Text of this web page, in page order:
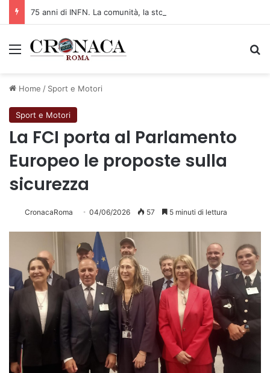
Menu
Home / Sport e Motori
Sport e Motori
La FCI porta al Parlamento
Europeo le proposte sulla
sicurezza
CronacaRoma 04/06/2026 57 5 minuti di lettura